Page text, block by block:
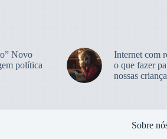
Novo
política
Internet com
o que fazer
nossas
Sobre